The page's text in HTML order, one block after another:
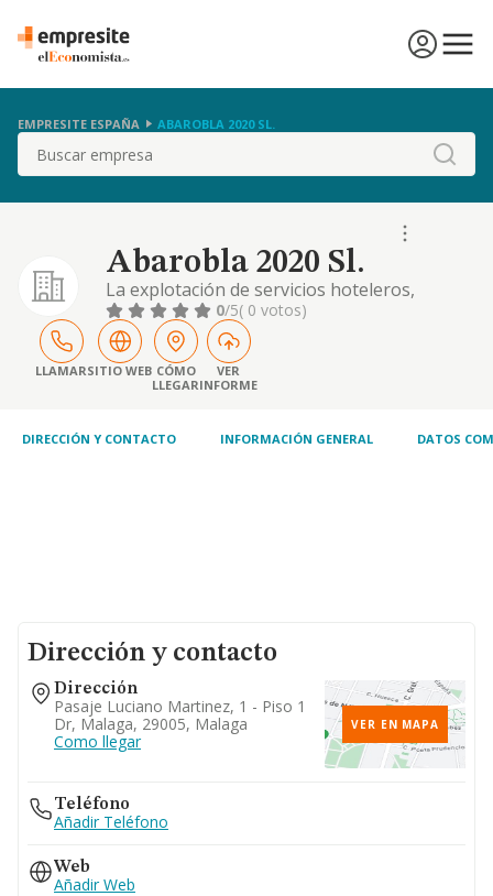
EMPRESITE ESPAÑA ABAROBLA 2020 SL.
Buscar
Abarobla 2020 Sl.
La explotación de servicios hoteleros,
hosteleros y de restauración. prestación de
servicios y asesoramiento a clientes
relacionados con el alojamiento, desayuno y
traslados. el c.n.a.e. de su actividad principal
es: 5590. otros alojamientos
0/5( 0 votos)
LLAMARSITIO WEB CÓMO
LLEGAR
VER
INFORME
DIRECCIÓN Y CONTACTO INFORMACIÓN GENERAL DATOS
Dirección y contacto
Dirección
Pasaje Luciano Martinez, 1 - Piso 1
Dr, Malaga, 29005, Malaga
Como llegar
VER EN MAPA
Teléfono
Añadir Teléfono
Web
Añadir Web